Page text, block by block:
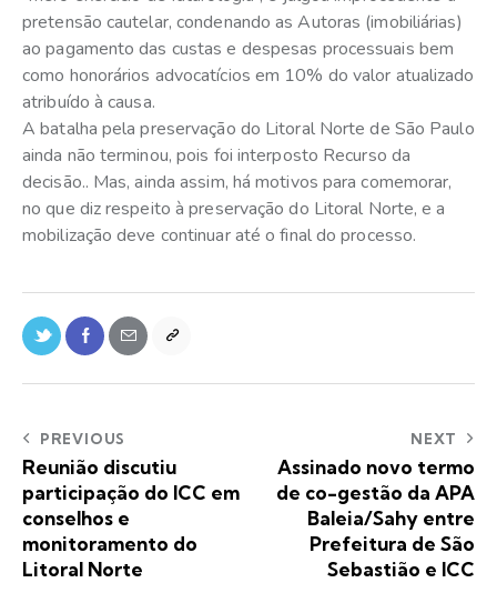
pretensão cautelar, condenando as Autoras (imobiliárias)
ao pagamento das custas e despesas processuais bem
como honorários advocatícios em 10% do valor atualizado
atribuído à causa.
A batalha pela preservação do Litoral Norte de São Paulo
ainda não terminou, pois foi interposto Recurso da
decisão.. Mas, ainda assim, há motivos para comemorar,
no que diz respeito à preservação do Litoral Norte, e a
mobilização deve continuar até o final do processo.
PREVIOUS
Reunião discutiu
participação do ICC em
conselhos e
monitoramento do
Litoral Norte
NEXT
Assinado novo termo
de co-gestão da APA
Baleia/Sahy entre
Prefeitura de São
Sebastião e ICC